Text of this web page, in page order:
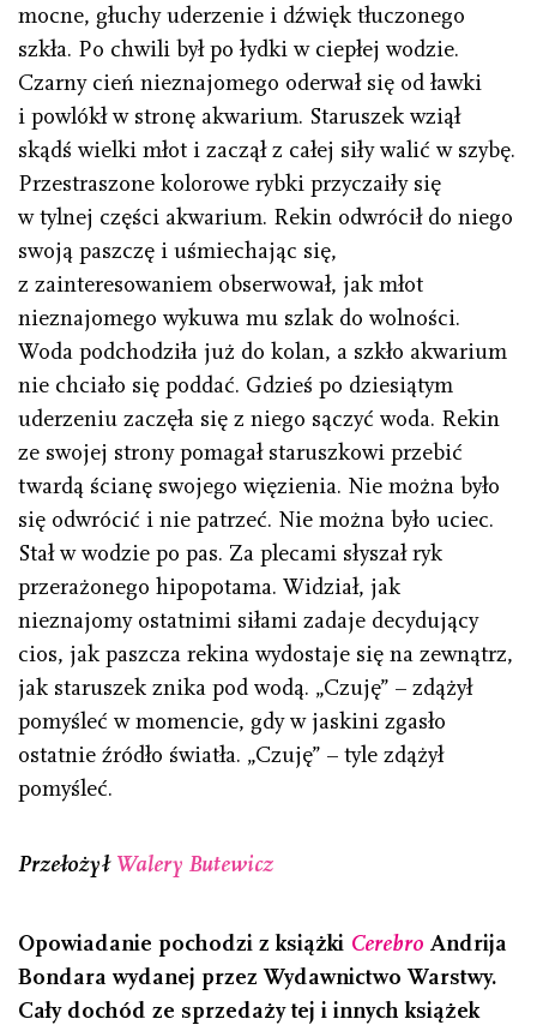
mocne, głuchy uderzenie i dźwięk tłuczonego
szkła. Po chwili był po łydki w ciepłej wodzie.
Czarny cień nieznajomego oderwał się od ławki
i powlókł w stronę akwarium. Staruszek wziął
skądś wielki młot i zaczął z całej siły walić w szybę.
Przestraszone kolorowe rybki przyczaiły się
w tylnej części akwarium. Rekin odwrócił do niego
swoją paszczę i uśmiechając się,
z zainteresowaniem obserwował, jak młot
nieznajomego wykuwa mu szlak do wolności.
Woda podchodziła już do kolan, a szkło akwarium
nie chciało się poddać. Gdzieś po dziesiątym
uderzeniu zaczęła się z niego sączyć woda. Rekin
ze swojej strony pomagał staruszkowi przebić
twardą ścianę swojego więzienia. Nie można było
się odwrócić i nie patrzeć. Nie można było uciec.
Stał w wodzie po pas. Za plecami słyszał ryk
przerażonego hipopotama. Widział, jak
nieznajomy ostatnimi siłami zadaje decydujący
cios, jak paszcza rekina wydostaje się na zewnątrz,
jak staruszek znika pod wodą. „Czuję” – zdążył
pomyśleć w momencie, gdy w jaskini zgasło
ostatnie źródło światła. „Czuję” – tyle zdążył
pomyśleć.
PrzełożyłWalery Butewicz
Opowiadanie pochodzi z książki Cerebro Andrija
Bondara wydanej przez Wydawnictwo Warstwy.
Cały dochód ze sprzedaży tej i innych książek